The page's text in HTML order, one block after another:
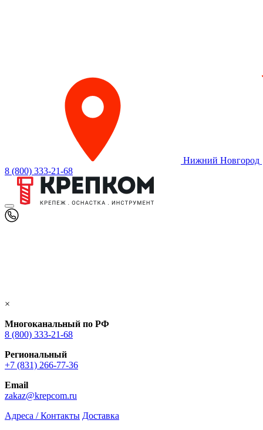
Нижний Новгород
8 (800) 333-21-68
×
Многоканальный по РФ
8 (800) 333‑21-68
Региональный
+7 (831) 266-77-36
Email
zakaz@krepcom.ru
Адреса / Контакты Доставка